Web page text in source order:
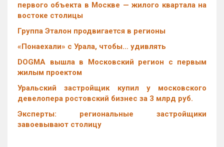
первого объекта в Москве — жилого квартала на
востоке столицы
Группа Эталон продвигается в регионы
«Понаехали» с Урала, чтобы… удивлять
DOGMA вышла в Московский регион с первым
жилым проектом
Уральский застройщик купил у московского
девелопера ростовский бизнес за 3 млрд руб.
Эксперты: региональные застройщики
завоевывают столицу